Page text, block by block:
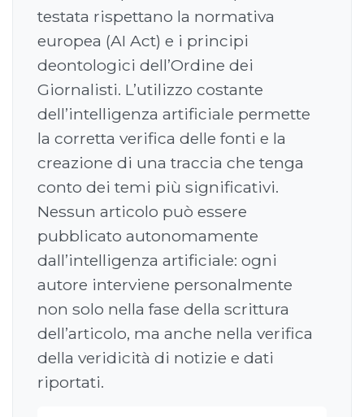
testata rispettano la normativa
europea (AI Act) e i principi
deontologici dell’Ordine dei
Giornalisti. L’utilizzo costante
dell’intelligenza artificiale permette
la corretta verifica delle fonti e la
creazione di una traccia che tenga
conto dei temi più significativi.
Nessun articolo può essere
pubblicato autonomamente
dall’intelligenza artificiale: ogni
autore interviene personalmente
non solo nella fase della scrittura
dell’articolo, ma anche nella verifica
della veridicità di notizie e dati
riportati.